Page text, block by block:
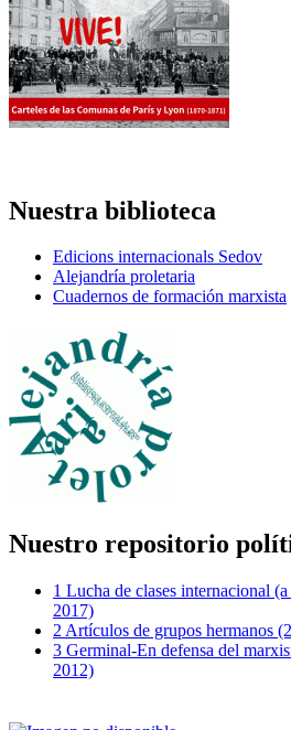
Nuestra biblioteca
Edicions internacionals Sedov
Alejandría proletaria
Cuadernos de formación marxista
Nuestro repositorio
1 Lucha de clases internacional
2017)
2 Artículos de grupos hermanos
3 Germinal-En defensa del
2012)